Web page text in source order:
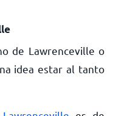
de Lawrenceville o
idea estar al tanto